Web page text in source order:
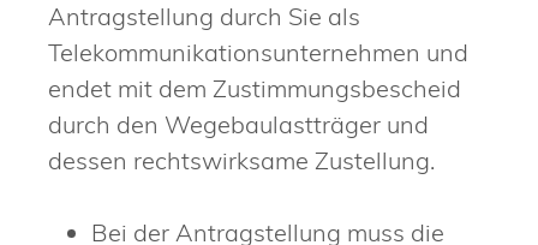
Antragstellung durch Sie als
Telekommunikationsunternehmen und
endet mit dem Zustimmungsbescheid
durch den Wegebaulastträger und
dessen rechtswirksame Zustellung.
Bei der Antragstellung muss die